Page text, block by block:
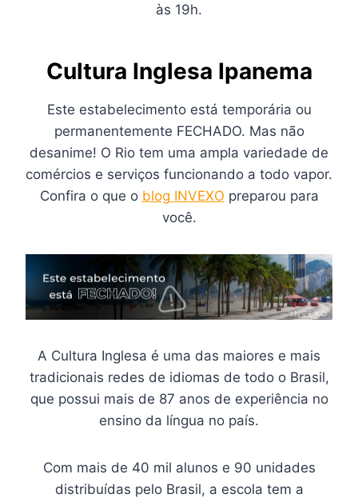
às 19h.
Cultura Inglesa Ipanema
Este estabelecimento está temporária ou
permanentemente FECHADO. Mas não
desanime! O Rio tem uma ampla variedade de
comércios e serviços funcionando a todo vapor.
Confira o que o blog INVEXO preparou para
você.
A Cultura Inglesa é uma das maiores e mais
tradicionais redes de idiomas de todo o Brasil,
que possui mais de 87 anos de experiência no
ensino da língua no país.
Com mais de 40 mil alunos e 90 unidades
distribuídas pelo Brasil, a escola tem a